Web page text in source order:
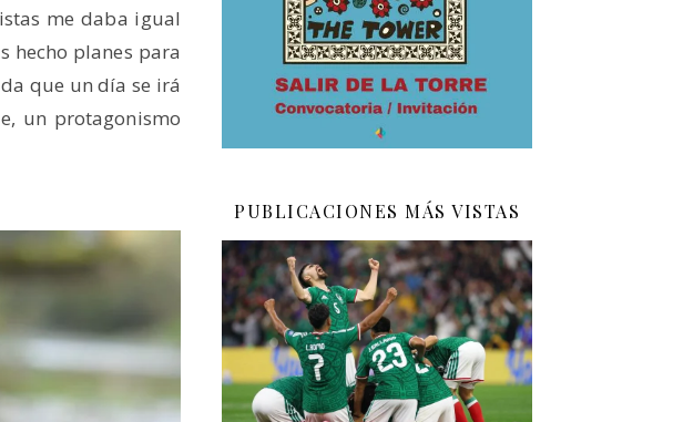
me daba igual
hecho planes para
que un día se irá
un protagonismo
PUBLICACIONES MÁS VISTAS